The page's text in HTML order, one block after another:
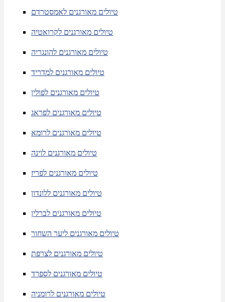
טיולים מאורגנים לאמסטרדם
טיולים מאורגנים לקרואטיה
טיולים מאורגנים להונגריה
טיולים מאורגנים למדריד
טיולים מאורגנים לפולין
טיולים מאורגנים לפראג
טיולים מאורגנים לרומא
טיולים מאורגנים לוינה
טיולים מאורגנים לפריז
טיולים מאורגנים ללונדון
טיולים מאורגנים לברלין
טיולים מאורגנים ליער השחור
טיולים מאורגנים לצרפת
טיולים מאורגנים לספרד
טיולים מאורגנים לרומניה